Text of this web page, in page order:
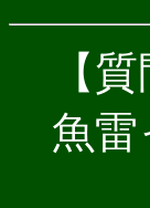
【質
魚雷